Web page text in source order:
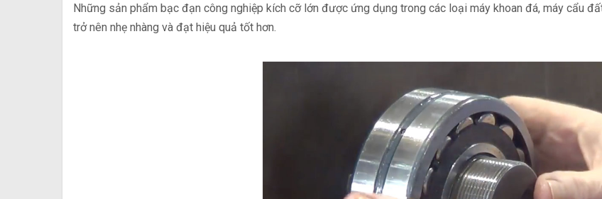
Những sản phẩm bạc đạn công nghiệp kích cỡ lớn được ứng dụng trong các loại máy khoan đá, máy cẩu
trở nên nhẹ nhàng và đạt hiệu quả tốt hơn.